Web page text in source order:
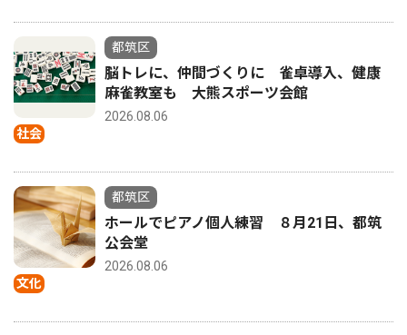
社会
都筑区
脳トレに、仲間づくりに 雀卓導入、健康
麻雀教室も 大熊スポーツ会館
2026.08.06
文化
都筑区
ホールでピアノ個人練習 ８月21日、都筑
公会堂
2026.08.06